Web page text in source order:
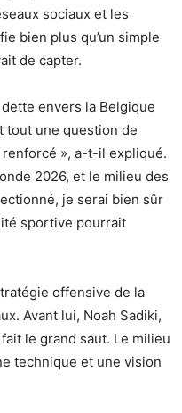
sociaux et les
bien plus qu’un simple
de capter.
envers la Belgique
tout une question de
renforcé », a-t-il expliqué.
2026, et le milieu des
je serai bien sûr
sportive pourrait
offensive de la
Avant lui, Noah Sadiki,
le grand saut. Le milieu
technique et une vision